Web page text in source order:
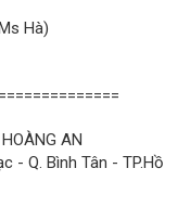
Hà)
AN
- Q. Bình Tân - TP.Hồ